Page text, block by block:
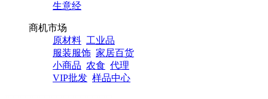
生意经
商机市场
原材料 工业品
服装服饰 家居百货
小商品 农食 代理
VIP批发 样品中心